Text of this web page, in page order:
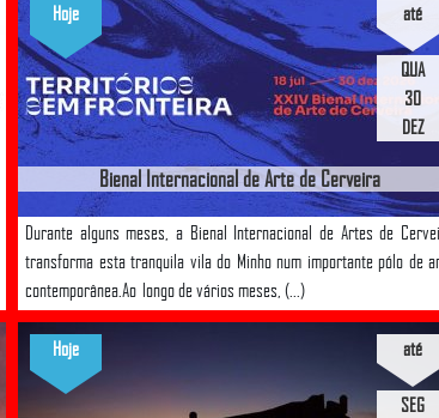
Bienal Internacional de Arte de Cerveira
Durante alguns meses, a Bienal Internacional de Artes de
transforma esta tranquila vila do Minho num importante pólo de
contemporânea.Ao longo de vários meses, (...)
até
QUA
30
DEZ
Hoje
até
SEG
Hoje